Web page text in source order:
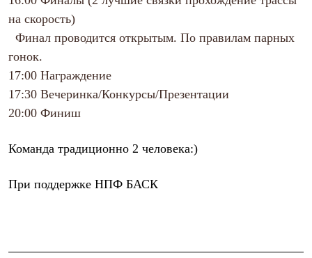
Брюки
Комбинезоны
Термобелье
Снаряжение
Палатки и тенты
Палатки
Тенты
Рюкзаки
Альпинистские
Комбинированные
на скорость)
Финал проводится открытым. По правилам парных
гонок.
17:00 Награждение
17:30 Вечеринка/Конкурсы/Презентации
20:00 Финиш
Команда традиционно 2 человека:)
При поддержке НПФ БАСК